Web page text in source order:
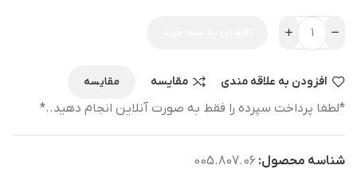
افزودن به علاقه مندی مقایسه مقایسه
*لطفا پرداخت سپرده را فقط به صورت آنلاین انجام دهید..*
شناسه محصول: 005.807.06